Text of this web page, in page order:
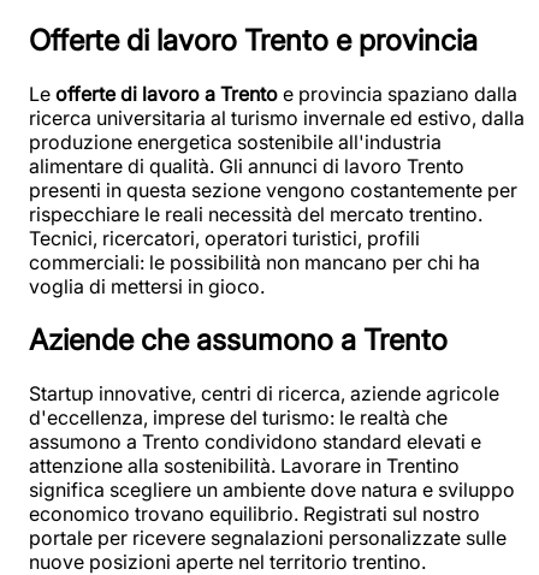
Offerte di lavoro Trento e provincia
Le offerte di lavoro a Trento e provincia spaziano dalla
ricerca universitaria al turismo invernale ed estivo, dalla
produzione energetica sostenibile all'industria
alimentare di qualità. Gli annunci di lavoro Trento
presenti in questa sezione vengono costantemente per
rispecchiare le reali necessità del mercato trentino.
Tecnici, ricercatori, operatori turistici, profili
commerciali: le possibilità non mancano per chi ha
voglia di mettersi in gioco.
Aziende che assumono a Trento
Startup innovative, centri di ricerca, aziende agricole
d'eccellenza, imprese del turismo: le realtà che
assumono a Trento condividono standard elevati e
attenzione alla sostenibilità. Lavorare in Trentino
significa scegliere un ambiente dove natura e sviluppo
economico trovano equilibrio. Registrati sul nostro
portale per ricevere segnalazioni personalizzate sulle
nuove posizioni aperte nel territorio trentino.